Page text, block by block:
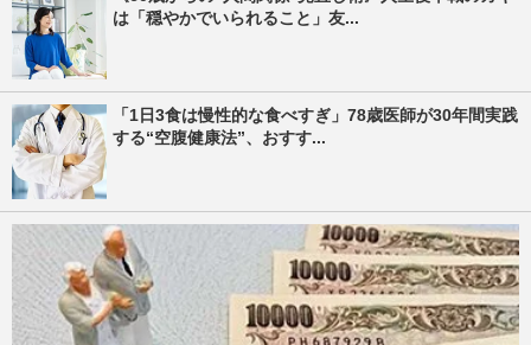
は「穏やかでいられること」友...
「1日3食は慢性的な食べすぎ」78歳医師が30年間実践
する“空腹健康法”、おすす...